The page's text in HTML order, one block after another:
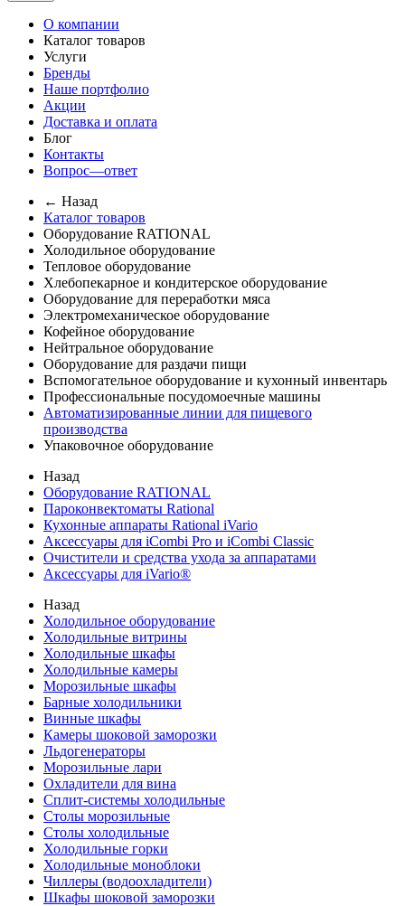
О компании
Каталог товаров
Услуги
Бренды
Наше портфолио
Акции
Доставка и оплата
Блог
Контакты
Вопрос—ответ
← Назад
Каталог товаров
Оборудование RATIONAL
Холодильное оборудование
Тепловое оборудование
Хлебопекарное и кондитерское оборудование
Оборудование для переработки мяса
Электромеханическое оборудование
Кофейное оборудование
Нейтральное оборудование
Оборудование для раздачи пищи
Вспомогательное оборудование и кухонный инвентарь
Профессиональные посудомоечные машины
Автоматизированные линии для пищевого
производства
Упаковочное оборудование
Назад
Оборудование RATIONAL
Пароконвектоматы Rational
Кухонные аппараты Rational iVario
Аксессуары для iCombi Pro и iCombi Classic
Очистители и средства ухода за аппаратами
Аксессуары для iVario®
Назад
Холодильное оборудование
Холодильные витрины
Холодильные шкафы
Холодильные камеры
Морозильные шкафы
Барные холодильники
Винные шкафы
Камеры шоковой заморозки
Льдогенераторы
Морозильные лари
Охладители для вина
Сплит-системы холодильные
Столы морозильные
Столы холодильные
Холодильные горки
Холодильные моноблоки
Чиллеры (водоохладители)
Шкафы шоковой заморозки